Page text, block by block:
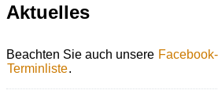
Aktuelles
Beachten Sie auch unsere
Terminliste.